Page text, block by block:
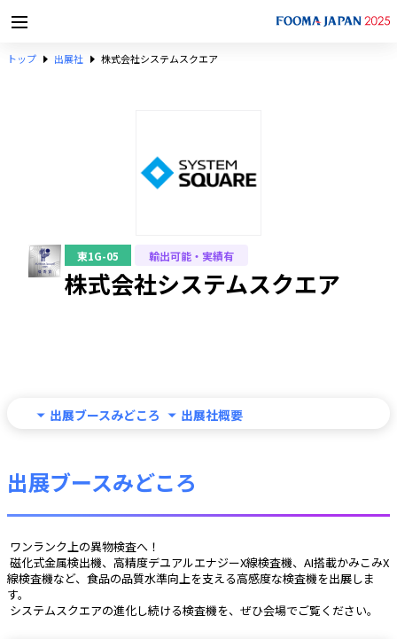
トップ 出展社 株式会社システムスクエア
東1G-05 輸出可能・実績有
株式会社システムスクエア
出展ブースみどころ 出展社概要
出展ブースみどころ
ワンランク上の異物検査へ！
線検査機など、食品の品質水準向上を支える高感度な検査機を出展しま
す。
システムスクエアの進化し続ける検査機を、ぜひ会場でご覧ください。